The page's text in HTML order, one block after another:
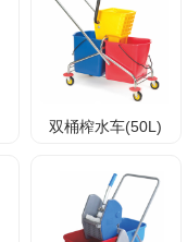
双桶榨水车(50L)